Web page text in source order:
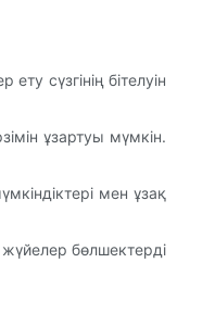
сүзгінің бітелуін
ұзартуы мүмкін.
мен ұзақ
жүйелер бөлшектерді